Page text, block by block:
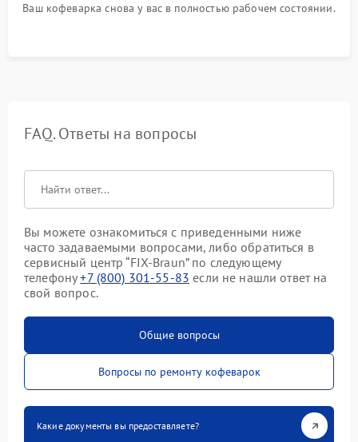
Ваш кофеварка снова у вас в полностью рабочем состоянии.
FAQ. Ответы на вопросы
Вы можете ознакомиться с приведенными ниже
часто задаваемыми вопросами, либо обратиться в
сервисный центр “FIX-Braun” по следующему
телефону+7 (800) 301-55-83 если не нашли ответ на
свой вопрос.
Общие вопросы
Вопросы по ремонту кофеварок
Какие документы вы предоставляете?